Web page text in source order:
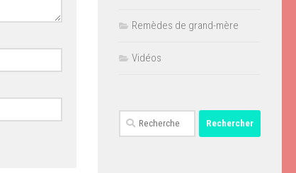
Remèdes de grand-mère
Vidéos
Rechercher :